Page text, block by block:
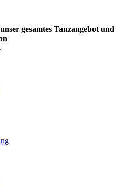
gesamtes Tanzangebot und